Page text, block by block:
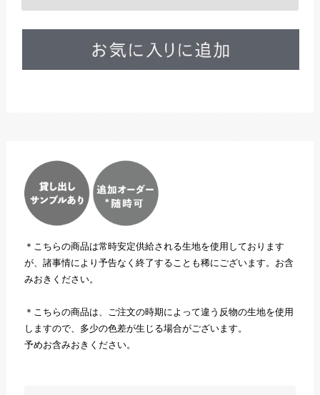
＊こちらの商品は常時安定供給される生地を使用しております
が、諸事情により予告なく終了することも稀にございます。お含
みおきください。
＊こちらの商品は、ご注文の時期によって違う反物の生地を使用
しますので、多少の色差が生じる場合がございます。
予めお含みおきください。